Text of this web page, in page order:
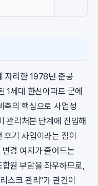
자리한 1978년 준공
1세대 한신아파트 군에
축의 핵심으로 사업성
관리처분 단계에 진입해
기 사업이라는 점이
경 여지가 줄어드는
원 부담을 좌우하므로,
스크 관리"가 관건이